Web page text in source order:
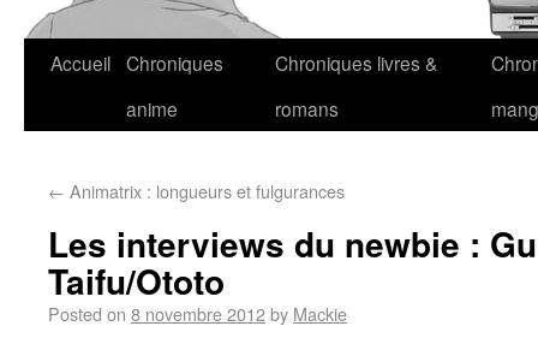
Accueil Chroniques
anime
Chroniques livres &
romans
← Animatrix : longueurs et fulgurances
Les interviews du newbie :
Taifu/Ototo
Posted on 8 novembre 2012by Mackie